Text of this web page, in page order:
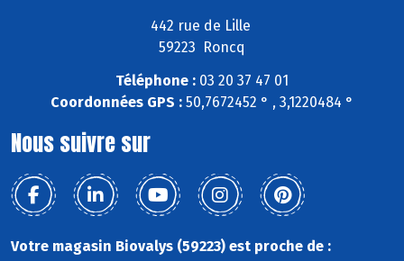
442 rue de Lille
59223 Roncq
Téléphone : 03 20 37 47 01
Coordonnées GPS : 50,7672452 ° , 3,1220484 °
Nous suivre sur
Votre magasin Biovalys (59223) est proche de :